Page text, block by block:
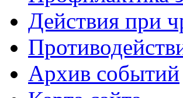
Действия при
Архив событий